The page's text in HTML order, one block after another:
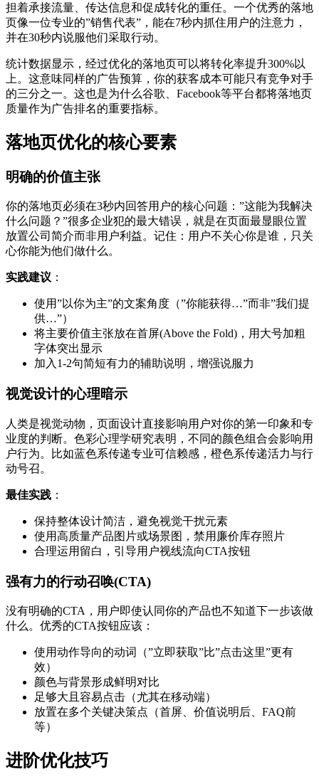
担着承接流量、传达信息和促成转化的重任。一个优秀的落地
页像一位专业的”销售代表”，能在7秒内抓住用户的注意力，
并在30秒内说服他们采取行动。
统计数据显示，经过优化的落地页可以将转化率提升300%以
上。这意味同样的广告预算，你的获客成本可能只有竞争对手
的三分之一。这也是为什么谷歌、Facebook等平台都将落地页
质量作为广告排名的重要指标。
落地页优化的核心要素
明确的价值主张
你的落地页必须在3秒内回答用户的核心问题：”这能为我解决
什么问题？”很多企业犯的最大错误，就是在页面最显眼位置
放置公司简介而非用户利益。记住：用户不关心你是谁，只关
心你能为他们做什么。
实践建议 ：
使用”以你为主”的文案角度（”你能获得…”而非”我们提
供…”）
将主要价值主张放在首屏(Above the Fold)，用大号加粗
字体突出显示
加入1-2句简短有力的辅助说明，增强说服力
视觉设计的心理暗示
人类是视觉动物，页面设计直接影响用户对你的第一印象和专
业度的判断。色彩心理学研究表明，不同的颜色组合会影响用
户行为。比如蓝色系传递专业可信赖感，橙色系传递活力与行
动号召。
最佳实践 ：
保持整体设计简洁，避免视觉干扰元素
使用高质量产品图片或场景图，禁用廉价库存照片
合理运用留白，引导用户视线流向CTA按钮
强有力的行动召唤(CTA)
没有明确的CTA，用户即使认同你的产品也不知道下一步该做
什么。优秀的CTA按钮应该：
使用动作导向的动词（”立即获取”比”点击这里”更有
效）
颜色与背景形成鲜明对比
足够大且容易点击（尤其在移动端）
放置在多个关键决策点（首屏、价值说明后、FAQ前
等）
进阶优化技巧